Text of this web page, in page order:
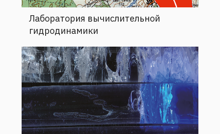
Лаборатория вычислительной
гидродинамики